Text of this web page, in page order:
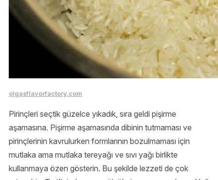
olgasflavorfactory.com
Pirinçleri seçtik güzelce yıkadık, sıra geldi pişirme
aşamasına. Pişirme aşamasında dibinin tutmaması ve
pirinçlerinin kavrulurken formlarının bozulmaması için
mutlaka ama mutlaka tereyağı ve sıvı yağı birlikte
kullanmaya özen gösterin. Bu şekilde lezzeti de çok